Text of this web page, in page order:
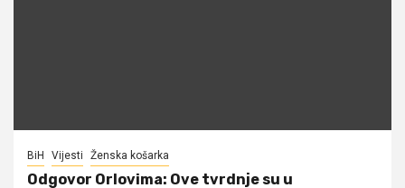
BiH Vijesti Ženska košarka
Odgovor Orlovima: ​Ove tvrdnje su u